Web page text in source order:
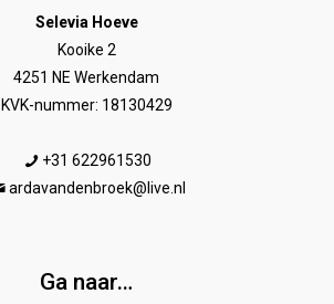
Selevia Hoeve
Kooike 2
4251 NE Werkendam
KVK-nummer: 18130429
+31 622961530
ardavandenbroek@live.nl
Ga naar…